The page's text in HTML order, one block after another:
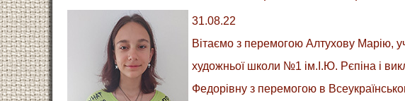
31.08.22
Вітаємо з перемогою Алтухову Марію,
художньої школи №1 ім.І.Ю. Рєпіна і
Федорівну з перемогою в